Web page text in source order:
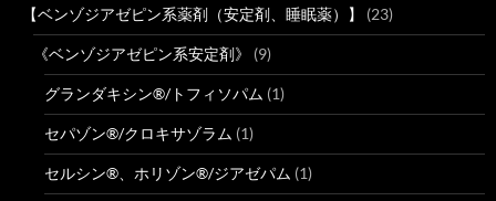
【ベンゾジアゼピン系薬剤（安定剤、睡眠薬）】 (23)
《ベンゾジアゼピン系安定剤》 (9)
グランダキシン®/トフィソパム (1)
セパゾン®/クロキサゾラム (1)
セルシン®、ホリゾン®/ジアゼパム (1)